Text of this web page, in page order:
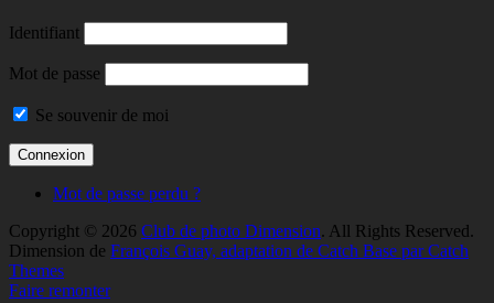
Identifiant
Mot de passe
Se souvenir de moi
Mot de passe perdu ?
Copyright © 2026 Club de photo Dimension. All Rights Reserved.
Dimension de François Guay, adaptation de Catch Base par Catch
Themes
Faire remonter